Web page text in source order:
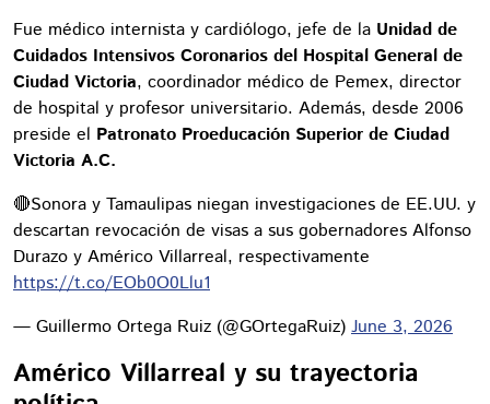
Fue médico internista y cardiólogo, jefe de la Unidad de
Cuidados Intensivos Coronarios del Hospital General de
Ciudad Victoria, coordinador médico de Pemex, director
de hospital y profesor universitario. Además, desde 2006
preside el Patronato Proeducación Superior de Ciudad
Victoria A.C.
🔴Sonora y Tamaulipas niegan investigaciones de EE.UU. y
descartan revocación de visas a sus gobernadores Alfonso
Durazo y Américo Villarreal, respectivamente
https://t.co/EOb0O0Llu1
— Guillermo Ortega Ruiz (@GOrtegaRuiz) June 3, 2026
Américo Villarreal y su trayectoria